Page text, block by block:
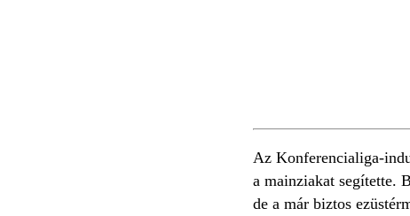
Az Konferencialiga-
a mainziakat segítette.
de a már biztos